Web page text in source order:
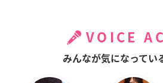
VOICE
みんなが気になってい